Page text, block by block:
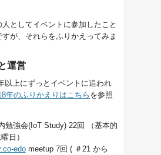
としてイベントに参加したこと
が、それらをふりかえってみま
運営
以上にずっとイベントに追われ
年のふりかえりはこちら を参照
勉強会(IoT Study) 22回 （基本的
日）
edomeetup 7回 ( ＃21 から